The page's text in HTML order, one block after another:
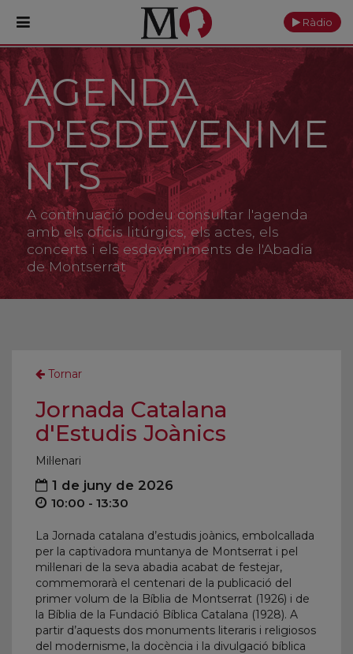
PORTADA
Monestir
Cultura
Actualitat
Fundació
Visita'ns
Ofrenes
Ràdio
AGENDA
D'ESDEVENIME
NTS
A continuació podeu consultar l'agenda
amb els oficis litúrgics, els actes, els
concerts i els esdeveniments de l'Abadia
de Montserrat
Tornar
Jornada Catalana
d'Estudis Joànics
Mil·lenari
1 de juny de 2026
10:00 - 13:30
La Jornada catalana d’estudis joànics, embolcallada
per la captivadora muntanya de Montserrat i pel
mil·lenari de la seva abadia acabat de festejar,
commemorarà el centenari de la publicació del
primer volum de la Bíblia de Montserrat (1926) i de
la Bíblia de la Fundació Bíblica Catalana (1928). A
partir d’aquests dos monuments literaris i religiosos
del modernisme, la docència i la divulgació bíblica